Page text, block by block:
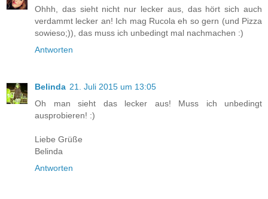
Ohhh, das sieht nicht nur lecker aus, das hört sich auch
verdammt lecker an! Ich mag Rucola eh so gern (und Pizza
sowieso;)), das muss ich unbedingt mal nachmachen :)
Antworten
Belinda 21. Juli 2015 um 13:05
Oh man sieht das lecker aus! Muss ich unbedingt
ausprobieren! :)
Liebe Grüße
Belinda
Antworten